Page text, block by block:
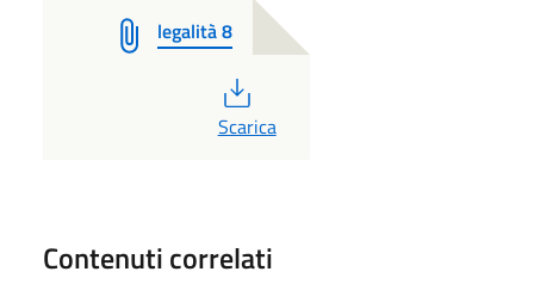
legalità 8
PDF
Scarica
Contenuti correlati